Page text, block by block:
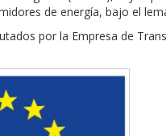
de energía, bajo el
por la Empresa de